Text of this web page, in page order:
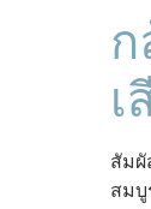
เ
สัมผั
สมบู